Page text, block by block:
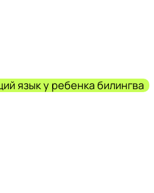
язык у ребенка билингва